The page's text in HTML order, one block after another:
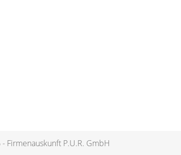
Firmenauskunft P.U.R. GmbH